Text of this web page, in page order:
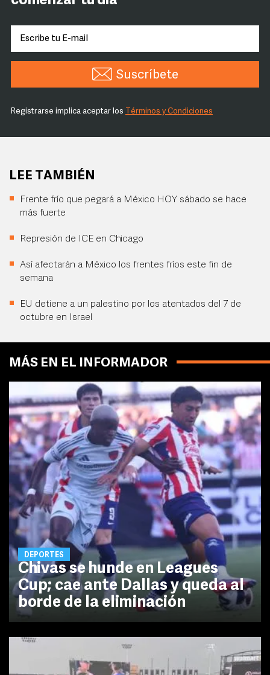
Suscríbete
Registrarse implica aceptar los Términos y Condiciones
LEE TAMBIÉN
Frente frío que pegará a México HOY sábado se hace
más fuerte
Represión de ICE en Chicago
Así afectarán a México los frentes fríos este fin de
semana
EU detiene a un palestino por los atentados del 7 de
octubre en Israel
MÁS EN EL INFORMADOR
DEPORTES
Chivas se hunde en Leagues
Cup; cae ante Dallas y queda al
borde de la eliminación